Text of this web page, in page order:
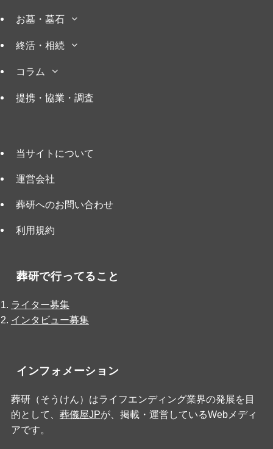
お墓・墓石
終活・相続
コラム
提携・協業・調査
当サイトについて
運営会社
葬研へのお問い合わせ
利用規約
葬研で行ってること
ライター募集
インタビュー募集
インフォメーション
葬研（そうけん）はライフエンディング業界の発展を目
的として、 葬儀屋JPが、掲載・運営しているWebメディ
アです。